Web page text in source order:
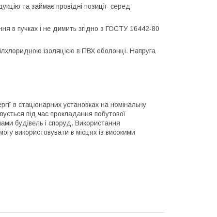
та займає провідні позиції серед
в пучках і не димить згідно з ГОСТУ 16442-80
ізоляцією в ПВХ оболонці. Напруга
в стаціонарних установках на номінальну
під час прокладання побутової
будівель і споруд. Використання
використовувати в місцях із високими